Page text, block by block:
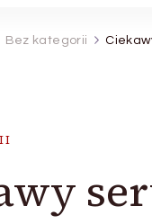
Bez kategorii